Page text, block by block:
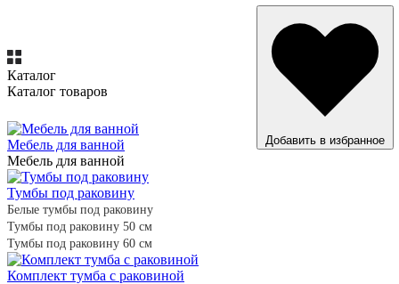
Каталог
Каталог товаров
ВСЕ ТОВАРЫ
Мебель для ванной
Мебель для ванной
Тумбы под раковину
Белые тумбы под раковину
Тумбы под раковину 50 см
Тумбы под раковину 60 см
Комплект тумба с раковиной
Добавить в избранное